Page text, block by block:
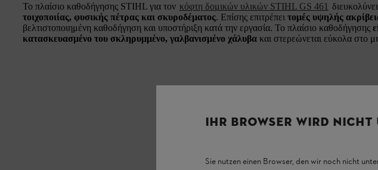
Το πλαίσιο καθοδήγησης STIHL για τον κόφτη δομικών υλικών STIHL GS 461
τοιχοποιίας, φυσικής πέτρας και σκυροδέματος. Επίσης επιτρέπει τομές υψηλής
βελτιστοποιημένη καθοδήγηση και υποστήριξη κατά την εργασία. Το πλαίσιο καθοδήγησης
κατασκευασμένο του σκληρυμμένο, γαλβανισμένο χάλυβα και στερεώνεται εύκολα στο
IHR BROWSER WIRD NICHT
Sie nutzen einen Browser, den wir noch nicht